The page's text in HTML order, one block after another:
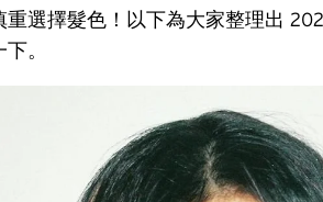
選擇髮色！以下為大家整理出
。